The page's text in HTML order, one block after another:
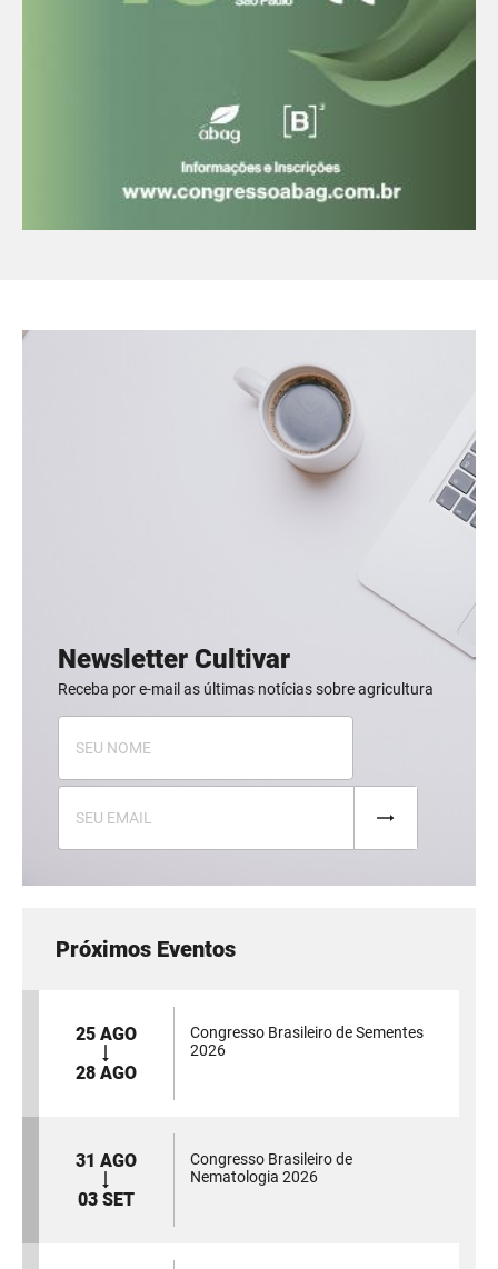
Newsletter Cultivar
Receba por e-mail as últimas notícias sobre agricultura
Próximos Eventos
25 AGO
28 AGO
Congresso Brasileiro de Sementes
2026
31 AGO
03 SET
Congresso Brasileiro de
Nematologia 2026